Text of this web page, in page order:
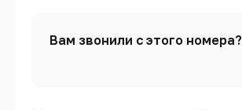
Вам звонили с этого номера?